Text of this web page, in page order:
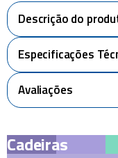
Descrição do
Especificações
Avaliações
Cadeiras